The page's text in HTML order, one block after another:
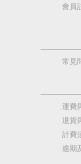
會員
常見
運費
退貨
計費
逾期